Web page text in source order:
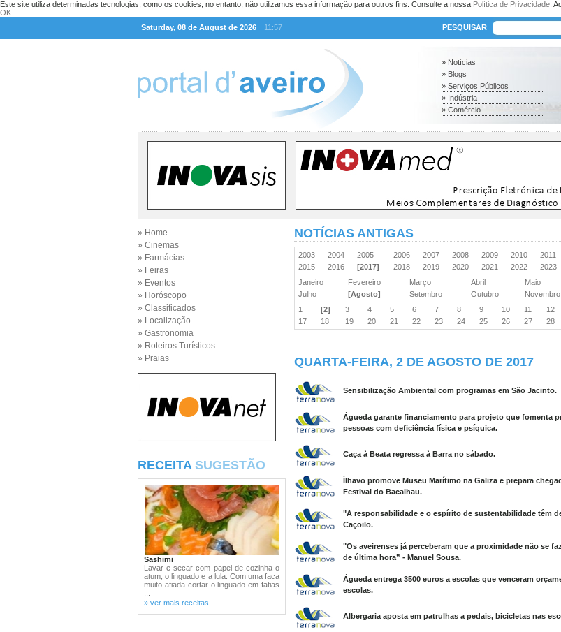
Este site utiliza determinadas tecnologias, como os cookies, no entanto, não utilizamos essa informação para outros fins. Consulte a nossa Política de Privacidade .
OK
Saturday, 08 de August de 2026
11:57 PESQUISAR
» Notícias
» Blogs
» Serviços Públicos
» Indústria
» Comércio
» Home
» Cinemas
» Farmácias
» Feiras
» Eventos
» Horóscopo
» Classificados
» Localização
» Gastronomia
» Roteiros Turísticos
» Praias
RECEITA SUGESTÃO
Sashimi
Lavar e secar com papel de cozinha o
atum, o linguado e a lula. Com uma faca
muito afiada cortar o linguado em fatias
» ver mais receitas
NOTÍCIAS ANTIGAS
2003 2004 2005 2006 2007 2008 2009 2010 2011
2015
2016 [2017] 2018 2019 2020 2021 2022 2023
Janeiro
Fevereiro Março Abril Maio
Julho
[Agosto] Setembro Outubro Novembro
1
[2] 3 4 5 6 7 8 9 10 11 12
17
18 19 20 21 22 23 24 25 26 27 28
QUARTA-FEIRA, 2 DE AGOSTO DE 2017
Sensibilização Ambiental com programas em São Jacinto.
Águeda garante financiamento para projeto que fomenta
pessoas com deficiência física e psíquica.
Caça à Beata regressa à Barra no sábado.
Ílhavo promove Museu Marítimo na Galiza e prepara
Festival do Bacalhau.
"A responsabilidade e o espírito de sustentabilidade têm
Caçoilo.
"Os aveirenses já perceberam que a proximidade não se
de última hora” - Manuel Sousa.
Águeda entrega 3500 euros a escolas que venceram
escolas.
Albergaria aposta em patrulhas a pedais, bicicletas nas